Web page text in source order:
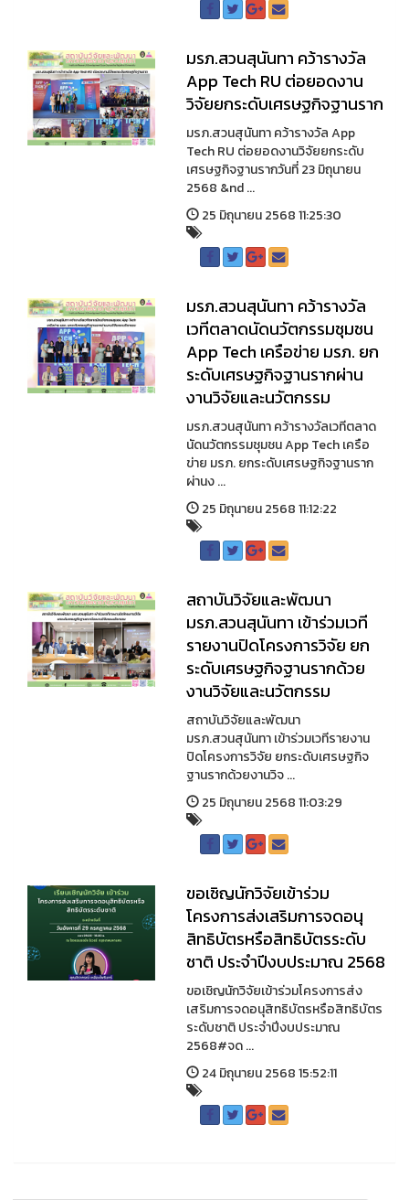
มรภ.สวนสุนันทา คว้ารางวัล
App Tech RU ต่อยอดงาน
วิจัยยกระดับเศรษฐกิจฐานราก
มรภ.สวนสุนันทา คว้ารางวัล App
Tech RU ต่อยอดงานวิจัยยกระดับ
เศรษฐกิจฐานรากวันที่ 23 มิถุนายน
2568 &nd ...
25 มิถุนายน 2568 11:25:30
มรภ.สวนสุนันทา คว้ารางวัล
เวทีตลาดนัดนวัตกรรมชุมชน
App Tech เครือข่าย มรภ. ยก
ระดับเศรษฐกิจฐานรากผ่าน
งานวิจัยและนวัตกรรม
มรภ.สวนสุนันทา คว้ารางวัลเวทีตลาด
นัดนวัตกรรมชุมชน App Tech เครือ
ข่าย มรภ. ยกระดับเศรษฐกิจฐานราก
ผ่านง ...
25 มิถุนายน 2568 11:12:22
สถาบันวิจัยและพัฒนา
มรภ.สวนสุนันทา เข้าร่วมเวที
รายงานปิดโครงการวิจัย ยก
ระดับเศรษฐกิจฐานรากด้วย
งานวิจัยและนวัตกรรม
สถาบันวิจัยและพัฒนา
มรภ.สวนสุนันทา เข้าร่วมเวทีรายงาน
ปิดโครงการวิจัย ยกระดับเศรษฐกิจ
ฐานรากด้วยงานวิจ ...
25 มิถุนายน 2568 11:03:29
ขอเชิญนักวิจัยเข้าร่วม
โครงการส่งเสริมการจดอนุ
สิทธิบัตรหรือสิทธิบัตรระดับ
ชาติ ประจำปีงบประมาณ 2568
ขอเชิญนักวิจัยเข้าร่วมโครงการส่ง
เสริมการจดอนุสิทธิบัตรหรือสิทธิบัตร
ระดับชาติ ประจำปีงบประมาณ
2568#จด ...
24 มิถุนายน 2568 15:52:11